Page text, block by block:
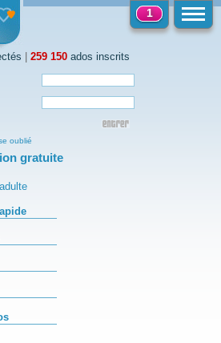
| 259 150 ados inscrits
1
oublié
gratuite